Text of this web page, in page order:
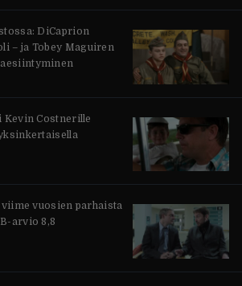
DiCaprion
– ja Tobey Maguiren
Kevin Costnerille
vuosien parhaista
arvio 8,8